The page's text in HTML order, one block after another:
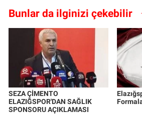
Bunlar da ilginizi çekebilir
SEZA ÇİMENTO
ELAZIĞSPOR'DAN SAĞLIK
SPONSORU AÇIKLAMASI